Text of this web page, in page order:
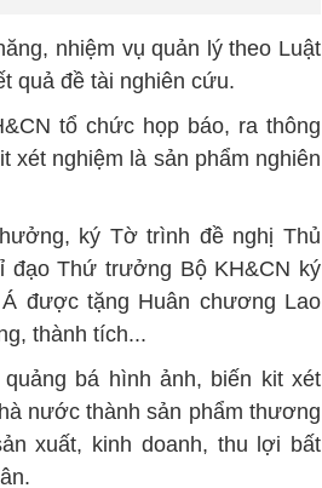
nhiệm vụ quản lý theo Luật
quả đề tài nghiên cứu.
tổ chức họp báo, ra thông
xét nghiệm là sản phẩm nghiên
ký Tờ trình đề nghị Thủ
đạo Thứ trưởng Bộ KH&CN ký
được tặng Huân chương Lao
thành tích...
bá hình ảnh, biến kit xét
nước thành sản phẩm thương
xuất, kinh doanh, thu lợi bất